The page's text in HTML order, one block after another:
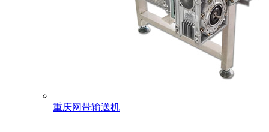
重庆网带输送机